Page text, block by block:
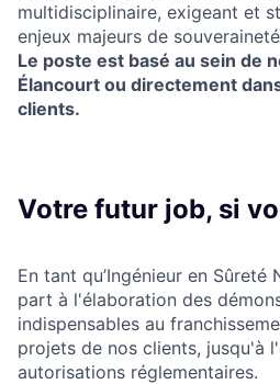
multidisciplinaire, exigeant et
enjeux majeurs de
Le poste est basé au sein de
Élancourt ou directement
clients.
Votre futur job, si
En tant qu’Ingénieur en Sûreté
part à l'élaboration des
indispensables au
projets de nos clients, jusqu'à
autorisations réglementaires.